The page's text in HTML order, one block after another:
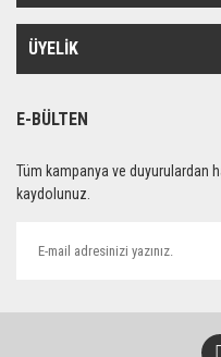
ÜYELİK
E-BÜLTEN
Tüm kampanya ve duyurulardan
kaydolunuz.